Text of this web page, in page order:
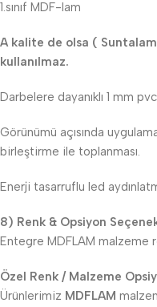
1.sınıf MDF-lam
A kalite de olsa (
kullanılmaz.
Darbelere dayanıklı 1 mm
Görünümü açısında
birleştirme ile toplanması.
Enerji tasarruflu led
8) Renk & Opsiyon
Entegre MDFLAM malzeme
Özel Renk / Malzeme
Ürünlerimiz MDFLAM